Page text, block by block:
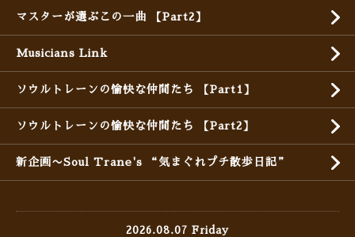
マスターが選ぶこの一曲 【Part2】
Musicians Link
ソウルトレーンの愉快な仲間たち 【Part1】
ソウルトレーンの愉快な仲間たち 【Part2】
新企画〜Soul Trane's “気まぐれプチ散歩日記”
2026.08.07 Friday